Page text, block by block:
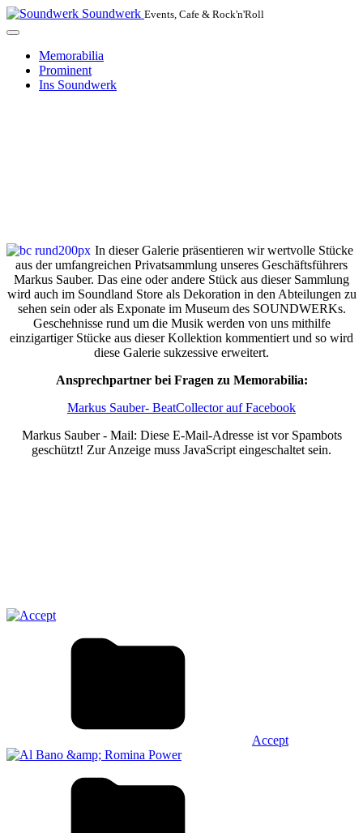
Soundwerk Events, Cafe & Rock'n'Roll
Memorabilia
Prominent
Ins Soundwerk
In dieser Galerie präsentieren wir wertvolle Stücke
aus der umfangreichen Privatsammlung unseres Geschäftsführers
Markus Sauber. Das eine oder andere Stück aus dieser Sammlung
wird auch im Soundland Store als Dekoration in den Abteilungen zu
sehen sein oder als Exponate im Museum des SOUNDWERKs.
Geschehnisse rund um die Musik werden von uns mithilfe
einzigartiger Stücke aus dieser Kollektion kommentiert und so wird
diese Galerie sukzessive erweitert.
Ansprechpartner bei Fragen zu Memorabilia:
Markus Sauber- BeatCollector auf Facebook
Markus Sauber - Mail: Diese E-Mail-Adresse ist vor Spambots
geschützt! Zur Anzeige muss JavaScript eingeschaltet sein.
Accept